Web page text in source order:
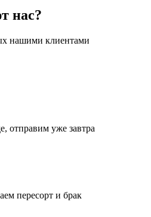
нас?
нашими клиентами
отправим уже завтра
пересорт и брак